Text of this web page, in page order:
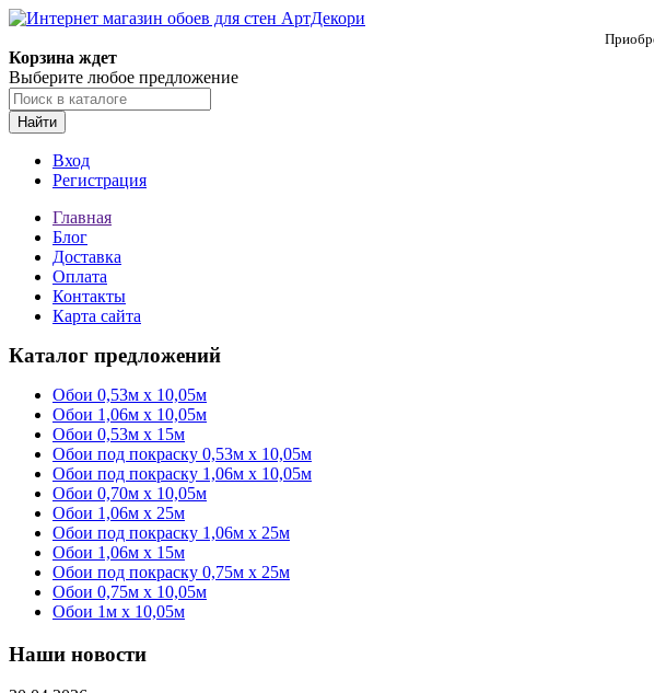
Корзина ждет
Выберите любое предложение
Найти
Вход
Регистрация
Главная
Блог
Доставка
Оплата
Контакты
Карта сайта
Каталог предложений
Обои 0,53м x 10,05м
Обои 1,06м х 10,05м
Обои 0,53м x 15м
Обои под покраску 0,53м x 10,05м
Обои под покраску 1,06м х 10,05м
Обои 0,70м x 10,05м
Обои 1,06м x 25м
Обои под покраску 1,06м x 25м
Обои 1,06м x 15м
Обои под покраску 0,75м x 25м
Обои 0,75м x 10,05м
Обои 1м х 10,05м
Наши новости